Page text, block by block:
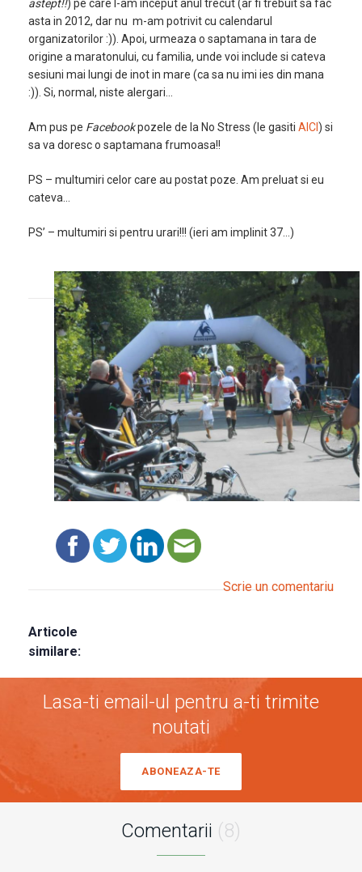
astept!!) pe care l-am inceput anul trecut (ar fi trebuit sa fac
asta in 2012, dar nu m-am potrivit cu calendarul
organizatorilor :)). Apoi, urmeaza o saptamana in tara de
origine a maratonului, cu familia, unde voi include si cateva
sesiuni mai lungi de inot in mare (ca sa nu imi ies din mana
:)). Si, normal, niste alergari…
Am pus pe Facebookpozele de la No Stress (le gasiti AICI) si
sa va doresc o saptamana frumoasa!!
PS – multumiri celor care au postat poze. Am preluat si eu
cateva…
PS’ – multumiri si pentru urari!!! (ieri am implinit 37…)
Scrie un comentariu
Articole
similare:
Lasa-ti email-ul pentru a-ti trimite
noutati
ABONEAZA-TE
Comentarii (8)